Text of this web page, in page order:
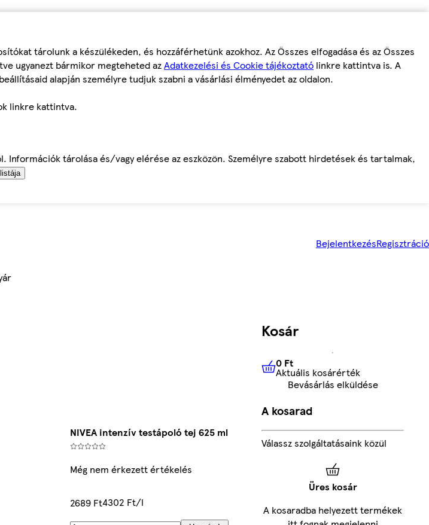
tárolunk a készülékeden, és hozzáférhetünk azokhoz. Az Összes elfogadása és az Összes
ugyanezt bármikor megteheted azAdatkezelési és Cookie tájékoztató linkre kattintva is. A
alapján személyre tudjuk szabni a vásárlási élményedet az oldalon.
linkre kattintva.
Információk tárolása és/vagy elérése az eszközön. Személyre szabott hirdetések és tartalmak,
BejelentkezésRegisztráció
NIVEA intenzív testápoló tej 625 ml
Még nem érkezett értékelés
2689 Ft4302 Ft/l
Kosár
0 FtAktuális kosárérték
0 Ft
Aktuális kosárérték
Bevásárlás elküldése
A kosarad
Válassz szolgáltatásaink közül
Üres kosár
A kosaradba helyezett termékek